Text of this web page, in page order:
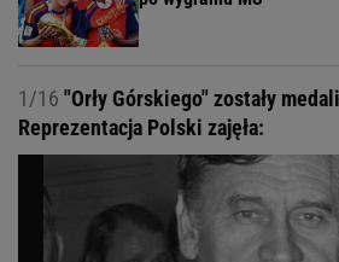
1/16 "Orły Górskiego" zostały
Reprezentacja Polski zajęła: